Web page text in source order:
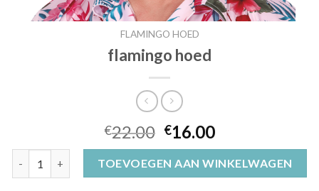
FLAMINGO HOED
flamingo hoed
€22.00 €16.00
flamingo hoed aantalTOEVOEGEN AAN WINKELWAGEN